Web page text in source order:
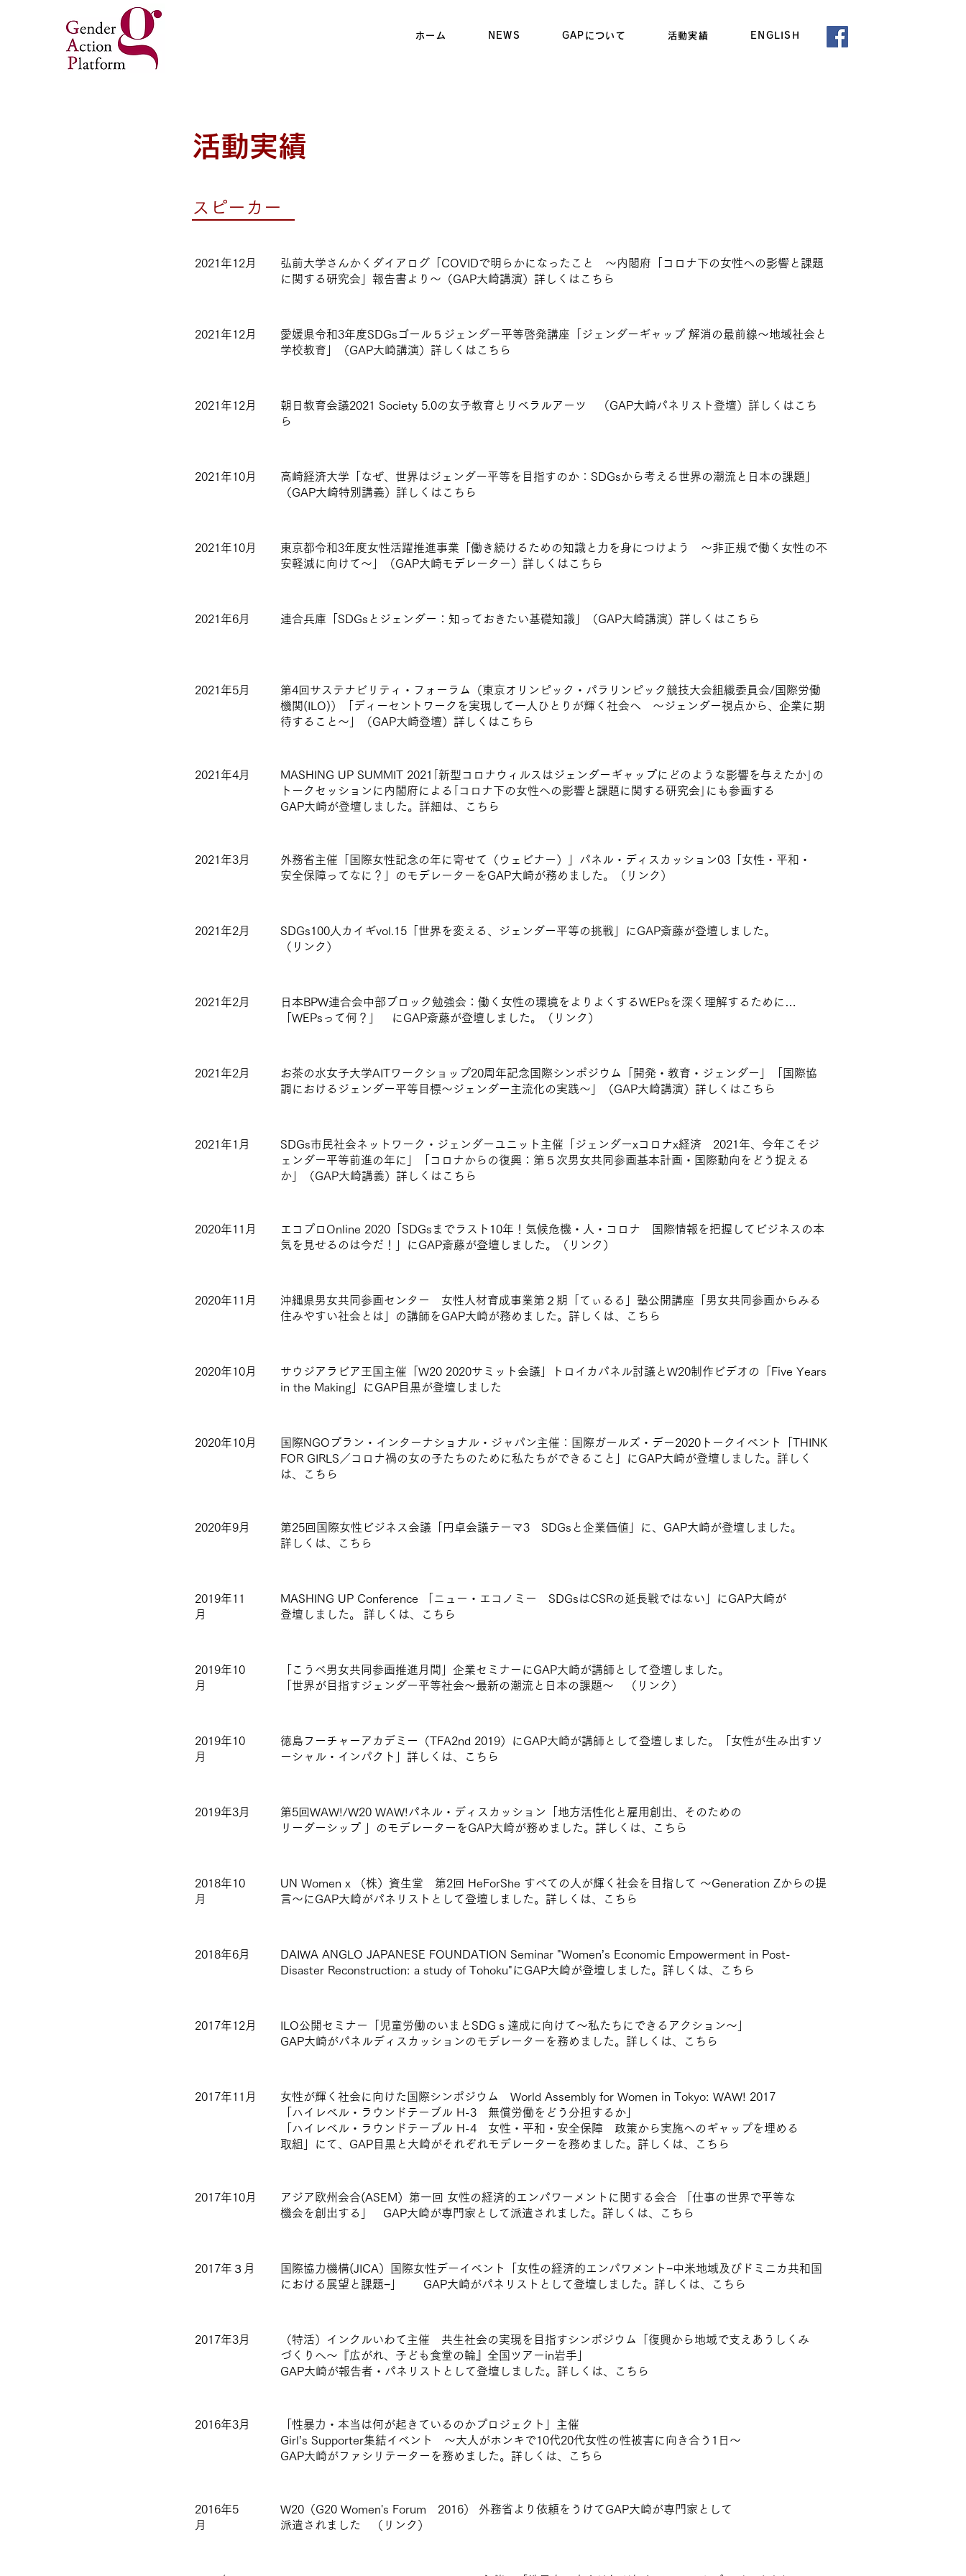
ホーム NEWS GAPについて 活動実績 ENGLISH
​活動実績
スピーカー
2021年12月
弘前大学さんかくダイアログ「COVIDで明らかになったこと 〜内閣府「コロナ下の女性への影響と課題
に関する研究会」報告書より〜（GAP大崎講演）詳しくは こちら
2021年12月
愛媛県令和3年度SDGsゴール５ジェンダー平等啓発講座「ジェンダーギャップ 解消の最前線〜地域社会と
学校教育」（GAP大崎講演）詳しくは こちら
2021年12月 朝日教育会議2021 Society 5.0の女子教育とリベラルアーツ （GAP大崎パネリスト登壇）詳しくは こち
ら
2021年10月
高崎経済大学「なぜ、世界はジェンダー平等を目指すのか：SDGsから考える世界の潮流と日本の課題」
（GAP大崎特別講義）詳しくは こちら
2021年10月
東京都令和3年度女性活躍推進事業「働き続けるための知識と力を身につけよう 〜非正規で働く女性の不
安軽減に向けて〜」（GAP大崎モデレーター）詳しくは こちら
2021年6月 連合兵庫「SDGsとジェンダー：知っておきたい基礎知識」（GAP大崎講演）詳しくは こちら
2021年5月
第4回サステナビリティ・フォーラム（東京オリンピック・パラリンピック競技大会組織委員会/国際労働
機関(ILO)）「ディーセントワークを実現して一人ひとりが輝く社会へ 〜ジェンダー視点から、企業に期
待すること〜」（GAP大崎登壇）詳しくは こちら
2021年4月
MASHING UP SUMMIT 2021｢新型コロナウィルスはジェンダーギャップにどのような影響を与えたか｣の
トークセッションに内閣府による｢コロナ下の女性への影響と課題に関する研究会｣にも参画する
GAP大崎が登壇しました。詳細は、こちら
2021年3月
外務省主催「国際女性記念の年に寄せて（ウェビナー）」パネル・ディスカッション03「女性・平和・
安全保障ってなに？」のモデレーターをGAP大崎が務めました。（リンク）
2021年2月
SDGs100人カイギvol.15「世界を変える、ジェンダー平等の挑戦」にGAP斎藤が登壇しました。
（リンク）
2021年2月
日本BPW連合会中部ブロック勉強会：働く女性の環境をよりよくするWEPsを深く理解するために…
「WEPsって何？」 にGAP斎藤が登壇しました。（ リンク ）
2021年2月
お茶の水女子大学AITワークショップ20周年記念国際シンポジウム「開発・教育・ジェンダー」「国際協
調におけるジェンダー平等目標〜ジェンダー主流化の実践〜」（GAP大崎講演）詳しくは こちら
2021年1月
SDGs市民社会ネットワーク・ジェンダーユニット主催「ジェンダーxコロナx経済 2021年、今年こそジ
ェンダー平等前進の年に」「コロナからの復興：第５次男女共同参画基本計画・国際動向をどう捉える
か」（GAP大崎講義）詳しくは こちら
2020年11月
エコプロOnline 2020「SDGsまでラスト10年！気候危機・人・コロナ 国際情報を把握してビジネスの本
気を見せるのは今だ！」にGAP斎藤が登壇しました。（リンク）
2020年11月
沖縄県男女共同参画センター 女性人材育成事業第２期「てぃるる」塾公開講座「男女共同参画からみる
住みやすい社会とは」の講師をGAP大崎が務めました。詳しくは、こちら
2020年10月
サウジアラビア王国主催「W20 2020サミット会議」トロイカパネル討議とW20制作ビデオの「Five Years
in the Making」にGAP目黒が登壇しました
2020年10月
国際NGOプラン・インターナショナル・ジャパン主催：国際ガールズ・デー2020トークイベント「THINK
FOR GIRLS／コロナ禍の女の子たちのために私たちができること」にGAP大崎が登壇しました。詳しく
は、こちら
2020年9月
第25回国際女性ビジネス会議「円卓会議テーマ3 SDGsと企業価値」に、GAP大崎が登壇しました。
​詳しくは、
こちら
2019年11
月
MASHING UP Conference 「ニュー・エコノミー SDGsはCSRの延長戦ではない」にGAP大崎が
登壇しました。 詳しくは、
こちら
2019年10
月
「こうべ男女共同参画推進月間」企業セミナーにGAP大崎が講師として登壇しました。
「世界が目指すジェンダー平等社会〜最新の潮流と日本の課題〜 （ リンク ）
2019年10
月
徳島フーチャーアカデミー（TFA2nd 2019）にGAP大崎が講師として登壇しました。「女性が生み出すソ
ーシャル・インパクト」詳しくは、
こちら
2019年3月
第5回WAW!/W20 WAW!パネル・ディスカッション「地方活性化と雇用創出、そのための
リーダーシップ 」のモデレーターをGAP大崎が務めました。詳しくは、
こちら
2018年10
月
UN Women x （株）資生堂 第2回 HeForShe すべての人が輝く社会を目指して ～Generation Zからの提
言～にGAP大崎がパネリストとして登壇しました。詳しくは、
こちら
2018年6月
DAIWA ANGLO JAPANESE FOUNDATION Seminar "Women’s Economic Empowerment in Post-
Disaster Reconstruction: a study of Tohoku"にGAP大崎が登壇しました。詳しくは、
こちら
2017年12月
ILO公開セミナー「児童労働のいまとSDGｓ達成に向けて～私たちにできるアクション～」
GAP大崎がパネルディスカッションのモデレーターを務めました。詳しくは、
こちら
2017年11月 女性が輝く社会に向けた国際シンポジウム
World Assembly for Women in Tokyo: WAW! 2017
「ハイレベル・ラウンドテーブル H-3 無償労働をどう分担するか」
「ハイレベル・ラウンドテーブル H-4 女性・平和・安全保障 政策から実施へのギャップを埋める
取組」にて、GAP目黒と大崎がそれぞれモデレーターを務めました。詳しくは、
こちら
2017年10月
アジア欧州会合(ASEM）第一回 女性の経済的エンパワーメントに関する会合 「仕事の世界で平等な
機会を創出する」 GAP大崎が専門家として派遣されました。詳しくは、
こちら
​2017年３月
国際協力機構(JICA）国際女性デーイベント「女性の経済的エンパワメント−中米地域及びドミニカ共和国
における展望と課題−」 GAP大崎がパネリストとして登壇しました。詳しくは、
こちら
2017年3月 （特活）インクルいわて主催 共生社会の実現を目指すシンポジウム
「復興から地域で支えあうしくみ
づくりへ〜『広がれ、子ども食堂の輪』全国ツアーin岩手」
GAP大崎が報告者・パネリストとして登壇しました。詳しくは、
こちら
2016年3月
「性暴力・本当は何が起きているのかプロジェクト」主催
Girl’s Supporter集結イベント ～大人がホンキで10代20代女性の性被害に向き合う1日～
GAP大崎がファシリテーターを務めました。詳しくは、
こちら
2016年5
月
W20（G20 Women's Forum 2016） 外務省より依頼をうけてGAP大崎が専門家として
派遣されました （ リンク ）